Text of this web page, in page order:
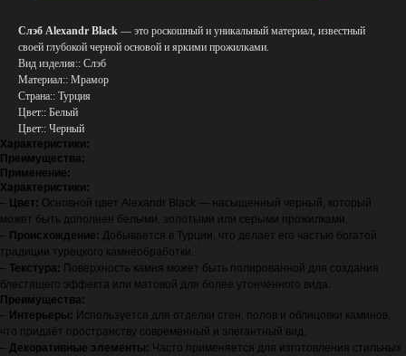
Слэб Alexandr Black — это роскошный и уникальный материал, известный
своей глубокой черной основой и яркими прожилками.
Вид изделия:: Слэб
Материал:: Мрамор
Страна:: Турция
Цвет:: Белый
Цвет:: Черный
Характеристики:
Преимущества:
Применение:
Характеристики:
– Цвет: Основной цвет Alexandr Black — насыщенный черный, который
может быть дополнен белыми, золотыми или серыми прожилками.
– Происхождение: Добывается в Турции, что делает его частью богатой
традиции турецкого камнеобработки.
– Текстура: Поверхность камня может быть полированной для создания
блестящего эффекта или матовой для более утонченного вида.
Преимущества:
– Интерьеры: Используется для отделки стен, полов и облицовки каминов,
что придаёт пространству современный и элегантный вид.
– Декоративные элементы: Часто применяется для изготовления стильных